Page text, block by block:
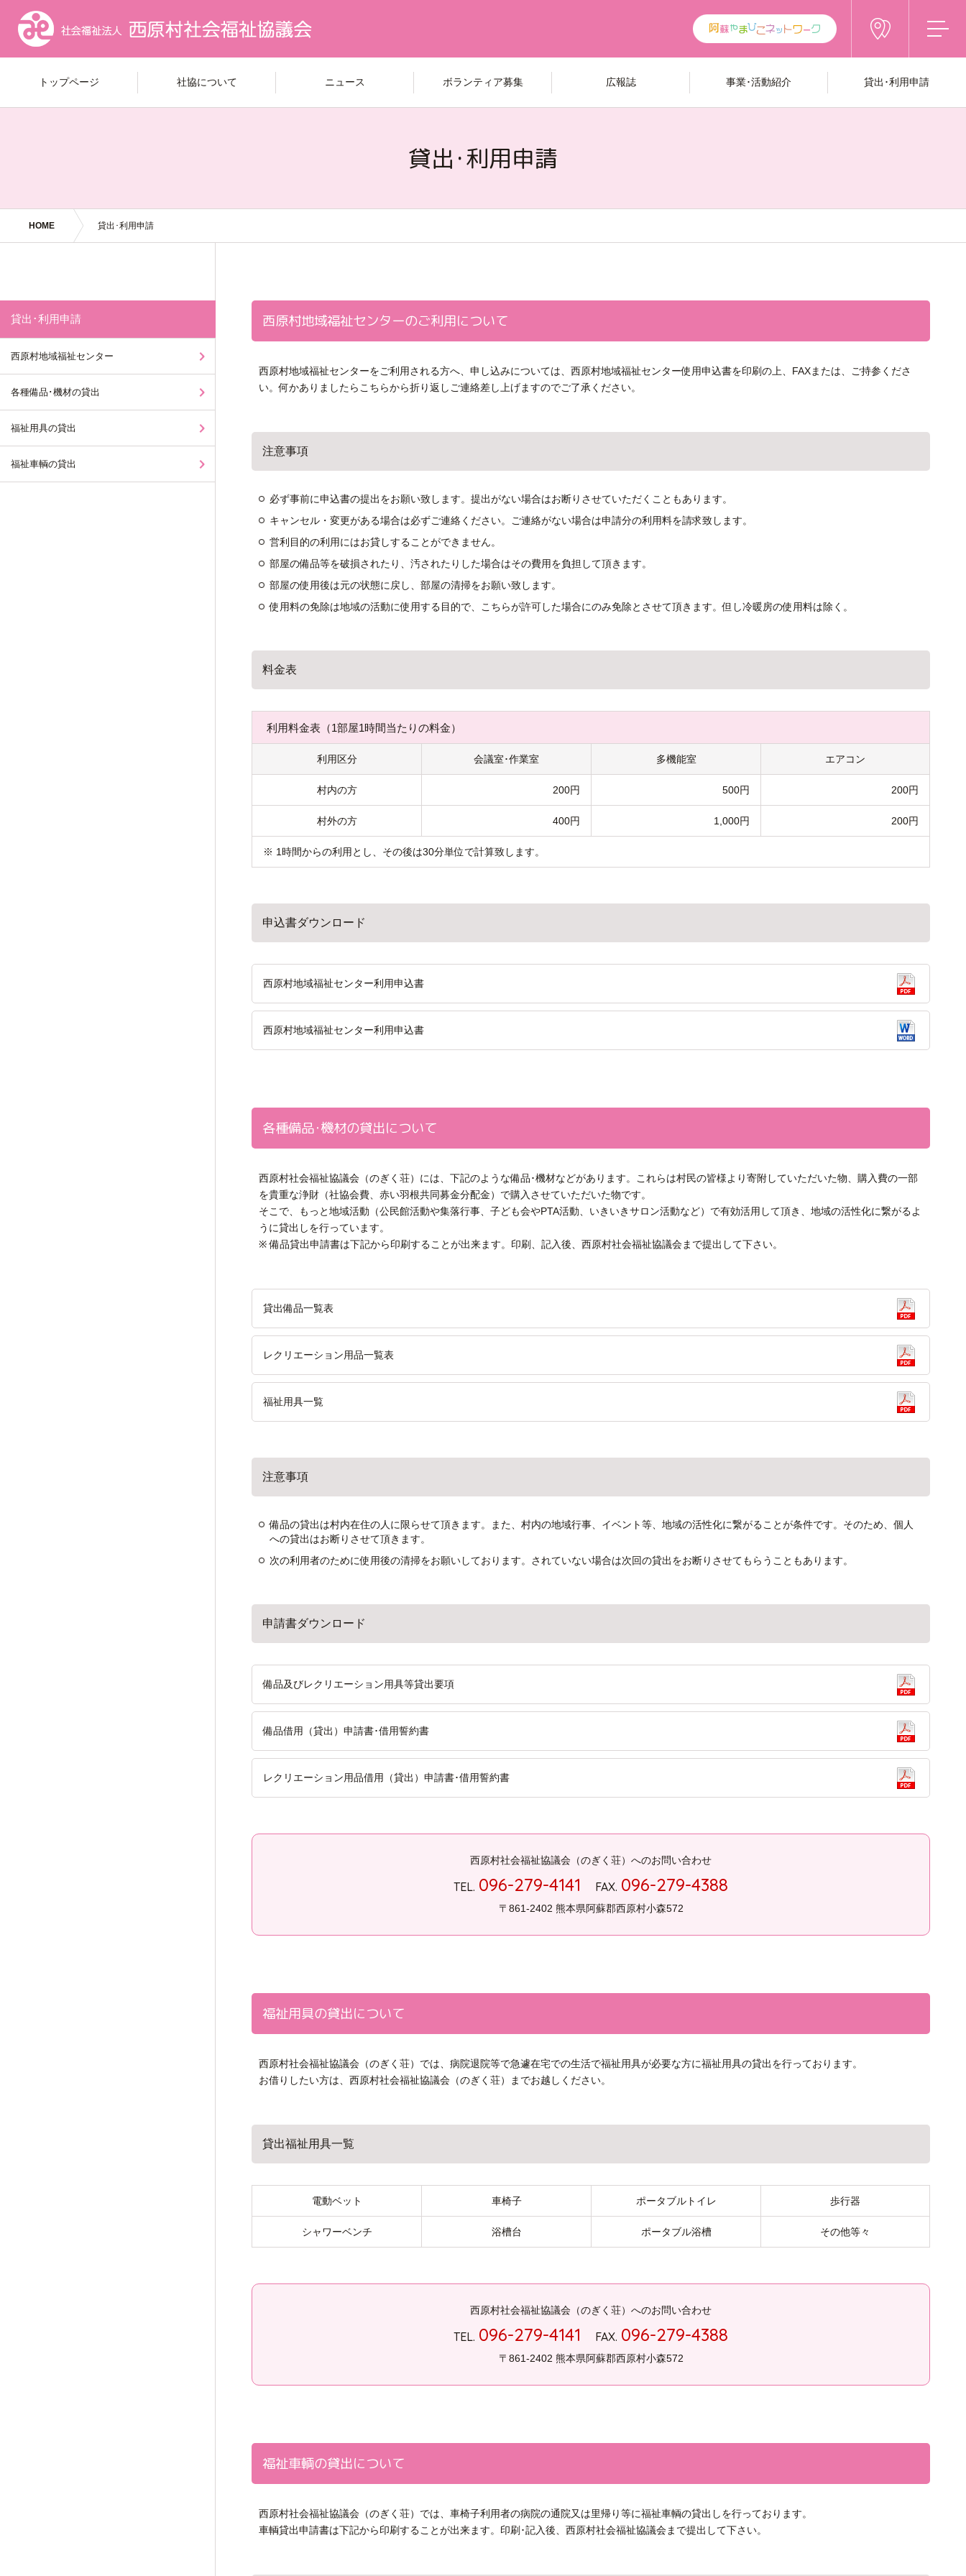
トップページ 社協について ニュース ボランティア募集 広報誌 事業･活動紹介 貸出･利用申請
貸出･利用申請
HOME 貸出･利用申請
貸出･利用申請
西原村地域福祉センター
各種備品･機材の貸出
福祉用具の貸出
福祉車輌の貸出
西原村地域福祉センターのご利用について
西原村地域福祉センターをご利用される方へ、申し込みについては、西原村地域福祉センター使用申込書を印刷の上、FAXまたは、ご持参くださ
い。何かありましたらこちらから折り返しご連絡差し上げますのでご了承ください。
注意事項
必ず事前に申込書の提出をお願い致します。提出がない場合はお断りさせていただくこともあります。
キャンセル・変更がある場合は必ずご連絡ください。ご連絡がない場合は申請分の利用料を請求致します。
営利目的の利用にはお貸しすることができません。
部屋の備品等を破損されたり、汚されたりした場合はその費用を負担して頂きます。
部屋の使用後は元の状態に戻し、部屋の清掃をお願い致します。
使用料の免除は地域の活動に使用する目的で、こちらが許可した場合にのみ免除とさせて頂きます。但し冷暖房の使用料は除く。
料金表
利用料金表（1部屋1時間当たりの料金）
利用区分 会議室･作業室 多機能室 エアコン
村内の方 200円 500円 200円
村外の方 400円 1,000円 200円
※ 1時間からの利用とし、その後は30分単位で計算致します。
申込書ダウンロード
西原村地域福祉センター利用申込書
西原村地域福祉センター利用申込書
各種備品･機材の貸出について
西原村社会福祉協議会（のぎく荘）には、下記のような備品･機材などがあります。これらは村民の皆様より寄附していただいた物、購入費の一部
を貴重な浄財（社協会費、赤い羽根共同募金分配金）で購入させていただいた物です。
そこで、もっと地域活動（公民館活動や集落行事、子ども会やPTA活動、いきいきサロン活動など）で有効活用して頂き、地域の活性化に繋がるよ
うに貸出しを行っています。
※ 備品貸出申請書は下記から印刷することが出来ます。印刷、記入後、西原村社会福祉協議会まで提出して下さい。
貸出備品一覧表
レクリエーション用品一覧表
福祉用具一覧
注意事項
備品の貸出は村内在住の人に限らせて頂きます。また、村内の地域行事、イベント等、地域の活性化に繋がることが条件です。そのため、個人
への貸出はお断りさせて頂きます。
次の利用者のために使用後の清掃をお願いしております。されていない場合は次回の貸出をお断りさせてもらうこともあります。
申請書ダウンロード
備品及びレクリエーション用具等貸出要項
備品借用（貸出）申請書･借用誓約書
レクリエーション用品借用（貸出）申請書･借用誓約書
西原村社会福祉協議会（のぎく荘）へのお問い合わせ
TEL. 096-279-4141 FAX. 096-279-4388
〒861-2402 熊本県阿蘇郡西原村小森572
福祉用具の貸出について
西原村社会福祉協議会（のぎく荘）では、病院退院等で急遽在宅での生活で福祉用具が必要な方に福祉用具の貸出を行っております。
お借りしたい方は、西原村社会福祉協議会（のぎく荘）までお越しください。
貸出福祉用具一覧
電動ベット 車椅子 ポータブルトイレ 歩行器
シャワーベンチ 浴槽台 ポータブル浴槽 その他等々
西原村社会福祉協議会（のぎく荘）へのお問い合わせ
TEL. 096-279-4141 FAX. 096-279-4388
〒861-2402 熊本県阿蘇郡西原村小森572
福祉車輌の貸出について
西原村社会福祉協議会（のぎく荘）では、車椅子利用者の病院の通院又は里帰り等に福祉車輌の貸出しを行っております。
車輌貸出申請書は下記から印刷することが出来ます。印刷･記入後、西原村社会福祉協議会まで提出して下さい。